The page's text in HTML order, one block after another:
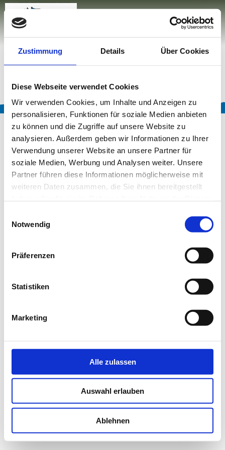
Zustimmung Details Über Cookies
Diese Webseite verwendet Cookies
Wir verwenden Cookies, um Inhalte und Anzeigen zu
personalisieren, Funktionen für soziale Medien anbieten
zu können und die Zugriffe auf unsere Website zu
analysieren. Außerdem geben wir Informationen zu Ihrer
Verwendung unserer Website an unsere Partner für
soziale Medien, Werbung und Analysen weiter. Unsere
Partner führen diese Informationen möglicherweise mit
weiteren Daten zusammen, die Sie ihnen bereitgestellt
Notwendig
Präferenzen
Statistiken
Marketing
Alle zulassen
Auswahl erlauben
Ablehnen
Zum
Zur
Zum
Birkenweg 12
83224 Grassau
+49 (8641) 2125
Good to know